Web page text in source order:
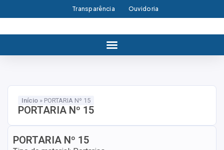
Transparência Ouvidoria
Início » PORTARIA Nº 15
PORTARIA Nº 15
PORTARIA Nº 15